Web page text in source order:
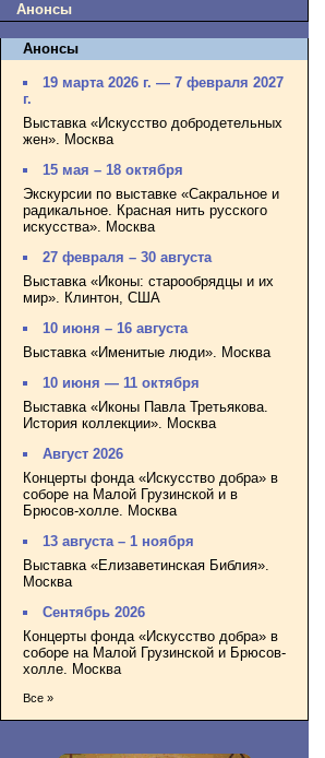
Анонсы
Анонсы
19 марта 2026 г. — 7 февраля 2027
г.
Выставка «Искусство добродетельных
жен». Москва
15 мая – 18 октября
Экскурсии по выставке «Сакральное и
радикальное. Красная нить русского
искусства». Москва
27 февраля – 30 августа
Выставка «Иконы: старообрядцы и их
мир». Клинтон, США
10 июня – 16 августа
Выставка «Именитые люди». Москва
10 июня — 11 октября
Выставка «Иконы Павла Третьякова.
История коллекции». Москва
Август 2026
Концерты фонда «Искусство добра» в
соборе на Малой Грузинской и в
Брюсов-холле. Москва
13 августа – 1 ноября
Выставка «Елизаветинская Библия».
Москва
Сентябрь 2026
Концерты фонда «Искусство добра» в
соборе на Малой Грузинской и Брюсов-
холле. Москва
Все »